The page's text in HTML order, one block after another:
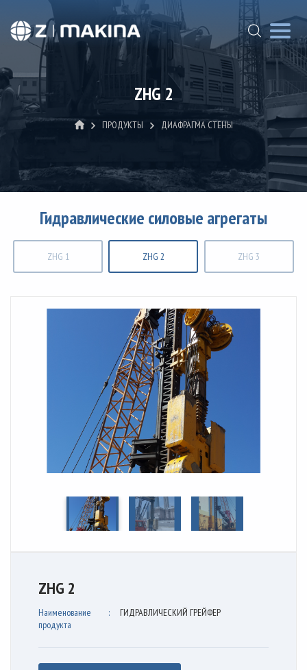
ZHG 2
ПРОДУКТЫ ДИАФРАГМА СТЕНЫ
Гидравлические силовые агрегаты
ZHG 1 ZHG 2 ZHG 3
ZHG 2
Наименование
продукта
ГИДРАВЛИЧЕСКИЙ ГРЕЙФЕР